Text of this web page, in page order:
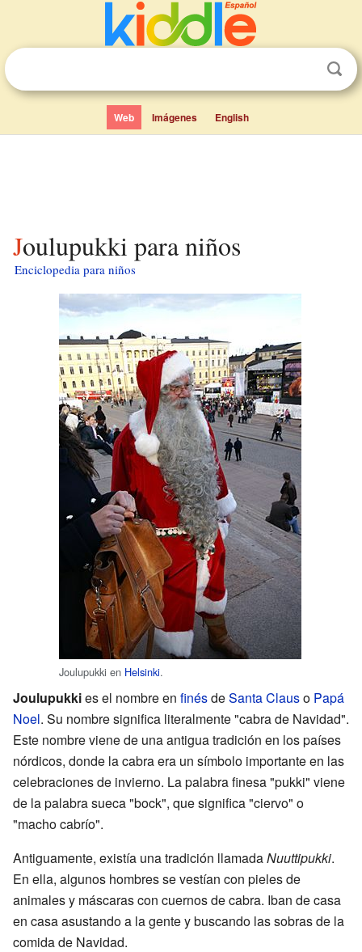
Web Imágenes English
Joulupukki para niños
Enciclopedia para niños
Joulupukki en Helsinki.
Joulupukkies el nombre en finésdeSanta Clauso Papá
Noel. Su nombre significa literalmente "cabra de Navidad".
Este nombre viene de una antigua tradición en los países
nórdicos, donde la cabra era un símbolo importante en las
celebraciones de invierno. La palabra finesa "pukki" viene
de la palabra sueca "bock", que significa "ciervo" o
"macho cabrío".
Antiguamente, existía una tradición llamadaNuuttipukki.
En ella, algunos hombres se vestían con pieles de
animales y máscaras con cuernos de cabra. Iban de casa
en casa asustando a la gente y buscando las sobras de la
comida de Navidad.